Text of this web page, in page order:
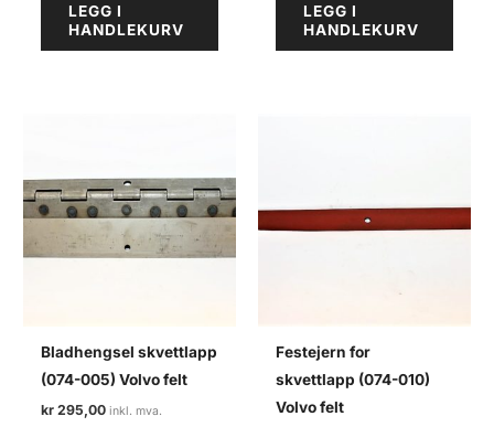
LEGG I
HANDLEKURV
LEGG I
HANDLEKURV
Bladhengsel skvettlapp
(074-005) Volvo felt
kr 295,00
Festejern for
skvettlapp (074-010)
Volvo felt